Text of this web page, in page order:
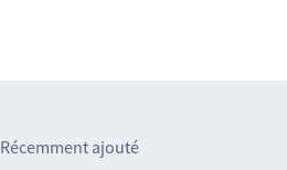
Récemment ajouté